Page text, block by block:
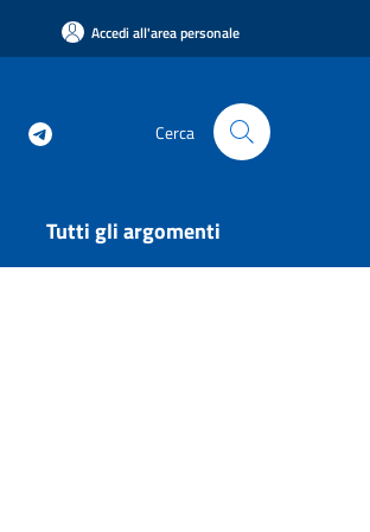
Accedi all'area personale
Cerca
Tutti gli argomenti